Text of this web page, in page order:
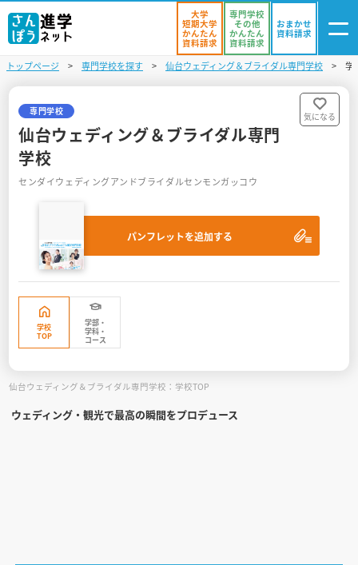
資料リスト
オープンキャンパスを探す
入試・受験入門
お役立ち情報
大学
短期大学
かんたん
資料請求
専門学校
その他
かんたん
資料請求
おまかせ
資料請求
トップページ 専門学校を探す 仙台ウェディング＆ブライダル専門学校 学
専門学校
仙台ウェディング＆ブライダル専門
学校
センダイウェディングアンドブライダルセンモンガッコウ
パンフレットを追加する
気になる
学校
TOP
学部・
学科・
コース
仙台ウェディング＆ブライダル専門学校：学校TOP
ウェディング・観光で最高の瞬間をプロデュース